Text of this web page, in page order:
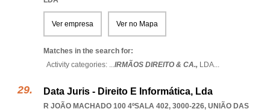
Ver empresa Ver no Mapa
Matches in the search for:
Activity categories: ...IRMÃOS DIREITO & CA., LDA...
Data Juris - Direito E Informática, Lda
R JOÃO MACHADO 100 4ºSALA 402, 3000-226, UNIÃO DAS